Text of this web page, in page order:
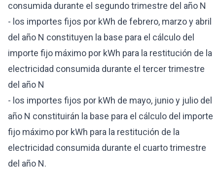
consumida durante el segundo trimestre del año N
- los importes fijos por kWh de febrero, marzo y abril
del año N constituyen la base para el cálculo del
importe fijo máximo por kWh para la restitución de la
electricidad consumida durante el tercer trimestre
del año N
- los importes fijos por kWh de mayo, junio y julio del
año N constituirán la base para el cálculo del importe
fijo máximo por kWh para la restitución de la
electricidad consumida durante el cuarto trimestre
del año N.